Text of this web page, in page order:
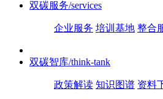
双碳服务/services
企业服务 培训基地 整合
双碳智库/think-tank
政策解读 知识图谱 资料